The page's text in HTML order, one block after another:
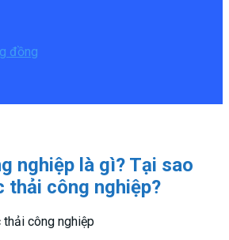
đồng
nghiệp là gì? Tại sao
thải công nghiệp?